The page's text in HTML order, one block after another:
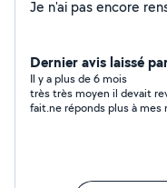
Dernier avis laissé
Il y a plus de 6 mois
très très moyen il devait revenir pour réparer ce qu il avait
fait.ne réponds plus à mes messages. pas